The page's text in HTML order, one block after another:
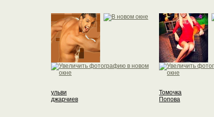
ульви
джарчиев
Томочка
Попова